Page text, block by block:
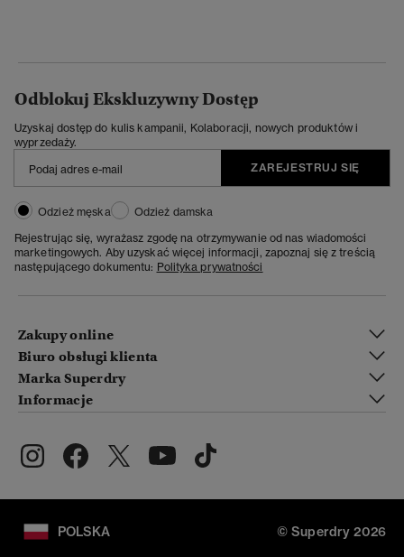
Odblokuj Ekskluzywny Dostęp
Uzyskaj dostęp do kulis kampanii, Kolaboracji, nowych produktów i
wyprzedaży.
ZAREJESTRUJ SIĘ
Odzież męska
Odzież damska
Rejestrując się, wyrażasz zgodę na otrzymywanie od nas wiadomości
marketingowych. Aby uzyskać więcej informacji, zapoznaj się z treścią
następującego dokumentu: Polityka prywatności
Zakupy online
Biuro obsługi klienta
Marka Superdry
Informacje
POLSKA © Superdry 2026